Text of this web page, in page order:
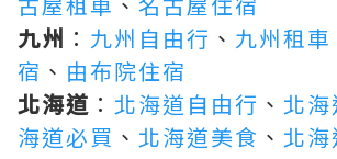
九州 ： 九州自由行 、 九州租車
宿 、 由布院住宿
北海道 ： 北海道自由行 、 北
海道必買 、 北海道美食 、 北